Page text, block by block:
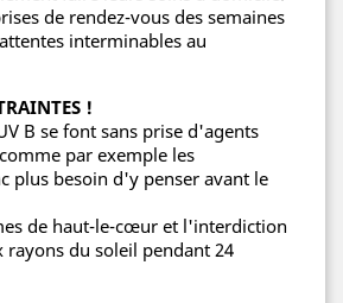
de rendez-vous des semaines
interminables au
!
B se font sans prise d'agents
par exemple les
plus besoin d'y penser avant le
de haut-le-cœur et l'interdiction
rayons du soleil pendant 24